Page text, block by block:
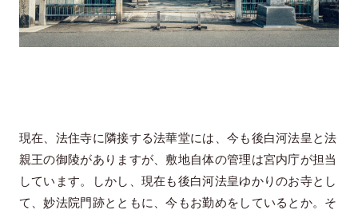
現在、法住寺に隣接する法華堂には、今も後白河法皇と法
親王の御陵がありますが、敷地自体の管理は宮内庁が担当
しています。しかし、現在も後白河法皇ゆかりのお寺とし
て、妙法院門跡とともに、今もお勤めをしているとか。そ